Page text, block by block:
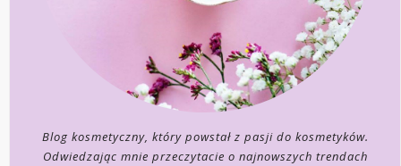
Blog kosmetyczny, który powstał z pasji do kosmetyków.
Odwiedzając mnie przeczytacie o najnowszych trendach